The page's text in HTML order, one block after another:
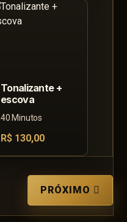
Tonalizante +
escova
40 Minutos
R$ 130,00
PRÓXIMO